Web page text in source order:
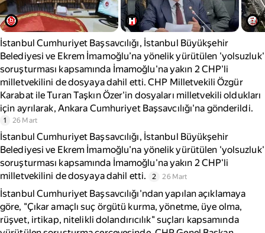
İstanbul Cumhuriyet Başsavcılığı, İstanbul Büyükşehir
Belediyesi ve Ekrem İmamoğlu’na yönelik yürütülen 'yolsuzluk'
soruşturması kapsamında İmamoğlu'na yakın 2 CHP'li
milletvekilini de dosyaya dahil etti. CHP Milletvekili Özgür
Karabat ile Turan Taşkın Özer'in dosyaları milletvekili oldukları
için ayrılarak, Ankara Cumhuriyet Başsavcılığı'na gönderildi.
1 26 Mart
İstanbul Cumhuriyet Başsavcılığı, İstanbul Büyükşehir
Belediyesi ve Ekrem İmamoğlu’na yönelik yürütülen 'yolsuzluk'
soruşturması kapsamında İmamoğlu'na yakın 2 CHP'li
milletvekilini de dosyaya dahil etti.
2 26 Mart
İstanbul Cumhuriyet Başsavcılığı'ndan yapılan açıklamaya
göre, "Çıkar amaçlı suç örgütü kurma, yönetme, üye olma,
rüşvet, irtikap, nitelikli dolandırıcılık" suçları kapsamında